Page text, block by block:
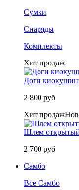
Сумки
Снаряды
Комплекты
Хит продаж
Доги
2 800 руб
Хит продаж
Шлем
2 700 руб
Самбо
Все Самбо